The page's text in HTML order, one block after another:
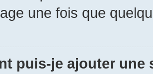
une fois que
puis-je ajouter une